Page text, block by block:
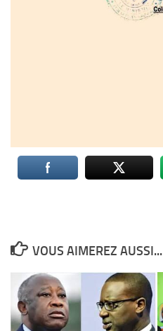
VOUS AIMEREZ AUSSI...